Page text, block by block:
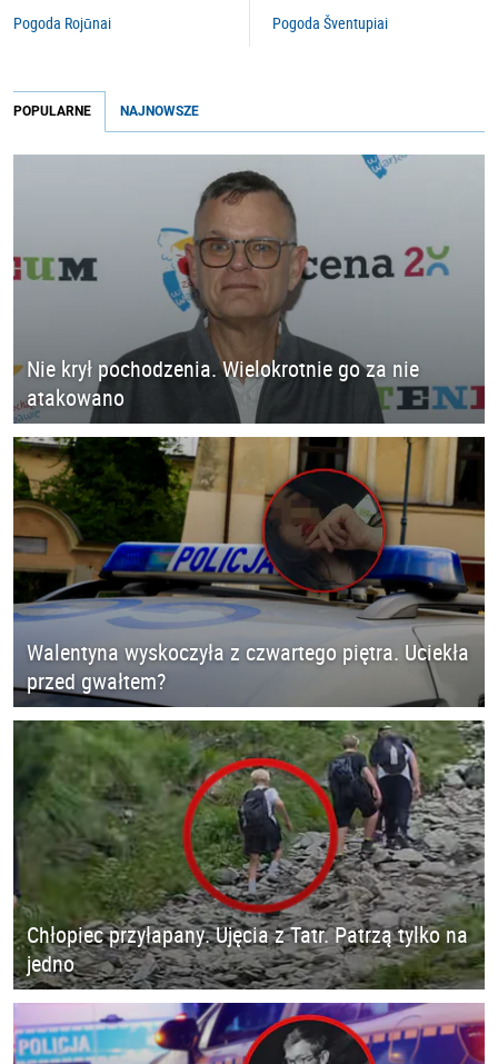
Pogoda Rojūnai Pogoda Šventupiai
POPULARNE NAJNOWSZE
Nie krył pochodzenia. Wielokrotnie go za nie
atakowano
Walentyna wyskoczyła z czwartego piętra. Uciekła
przed gwałtem?
Chłopiec przyłapany. Ujęcia z Tatr. Patrzą tylko na
jedno